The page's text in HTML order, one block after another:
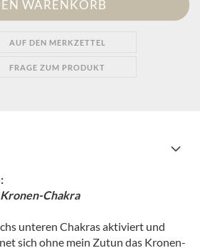
AUF DEN MERKZETTEL
FRAGE ZUM PRODUKT
Chakra
unteren Chakras aktiviert und
sich ohne mein Zutun das Kronen-